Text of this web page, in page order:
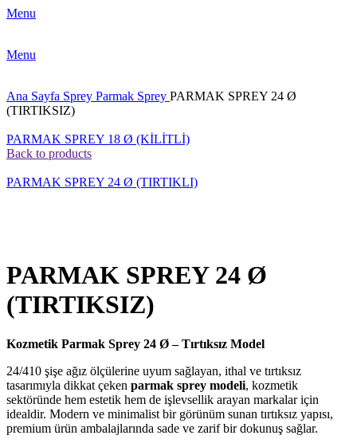
Menu
Menu
Ana Sayfa Sprey Parmak Sprey PARMAK SPREY 24 Ø
(TIRTIKSIZ)
PARMAK SPREY 18 Ø (KİLİTLİ)
Back to products
PARMAK SPREY 24 Ø (TIRTIKLI)
PARMAK SPREY 24 Ø
(TIRTIKSIZ)
Kozmetik Parmak Sprey 24 Ø – Tırtıksız Model
24/410 şişe ağız ölçülerine uyum sağlayan, ithal ve tırtıksız
tasarımıyla dikkat çeken parmak sprey modeli, kozmetik
sektöründe hem estetik hem de işlevsellik arayan markalar için
idealdir. Modern ve minimalist bir görünüm sunan tırtıksız yapısı,
premium ürün ambalajlarında sade ve zarif bir dokunuş sağlar.